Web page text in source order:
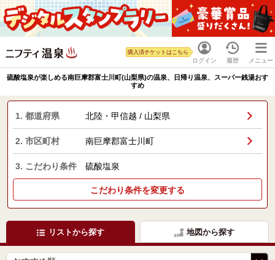
ログイン
購入済チケットはこちら
履歴 メニュー
硫酸塩泉が楽しめる南巨摩郡富士川町(山梨県)の温泉、日帰り温泉、スーパー銭湯おす
すめ
1. 都道府県 北陸・甲信越 / 山梨県
2. 市区町村 南巨摩郡富士川町
3. こだわり条件 硫酸塩泉
こだわり条件を変更する
リストから探す 地図から探す